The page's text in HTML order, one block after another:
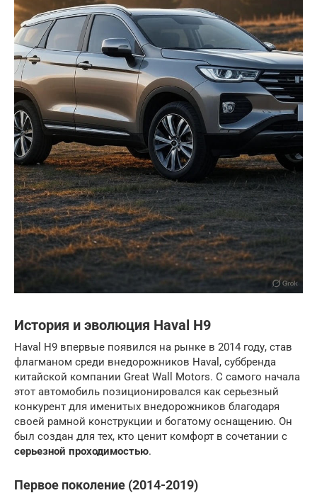
История и эволюция Haval H9
Haval H9 впервые появился на рынке в 2014 году, став
флагманом среди внедорожников Haval, суббренда
китайской компании Great Wall Motors. С самого начала
этот автомобиль позиционировался как серьезный
конкурент для именитых внедорожников благодаря
своей рамной конструкции и богатому оснащению. Он
был создан для тех, кто ценит комфорт в сочетании с
серьезной проходимостью.
Первое поколение (2014-2019)